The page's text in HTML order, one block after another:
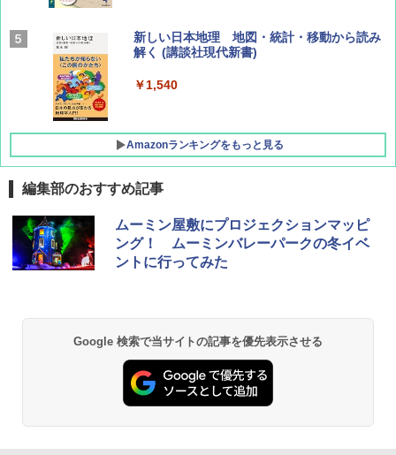
AIRLINE（エアライン）2026年9月号【特
集】ボーイング110周年を祝して！
￥1,760
新しい日本地理 地図・統計・移動から読み
解く (講談社現代新書)
￥1,540
Amazonランキングをもっと見る
[キャンパーズコレクション 山善] ポップアッ
プテント 傘みたいに広げて畳める パッとサ
ッとサンシェード キューブ フルクローズ メ
ッシュ 簡単設置 ワンタッチテント キャンプ
PYKES PEAK (パイクスピーク) 着替えテン
ト プライバシー テント 【中が透けない】 1
人用 折りたたみ 防災グッズ 災害用トイレ ビ
ーチ ピクニック ポップアップテント 携帯 簡
GRANDOOR ステンレス保冷剤 2個セット 2
026リニューアル 急速冷凍 空間倍増 衛生的
コンパクト 保冷力長持ち
ラソル ガーデン サイトシート付 折りたたみ
防水 UVカット 4段階高さ調整 軽量 収納袋付
き
￥6,459
編集部のおすすめ記事
ムーミン屋敷にプロジェクションマッピ
ング！ ムーミンバレーパークの冬イベ
ントに行ってみた
Google 検索で当サイトの記事を優先表示させる